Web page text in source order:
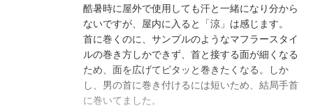
酷暑時に屋外で使用しても汗と一緒になり分から
ないですが、屋内に入ると「涼」は感じます。
首に巻くのに、サンプルのようなマフラースタイ
ルの巻き方しかできず、首と接する面が細くなる
ため、面を広げてピタッと巻きたくなる。しか
し、男の首に巻き付けるには短いため、結局手首
に巻いてました。